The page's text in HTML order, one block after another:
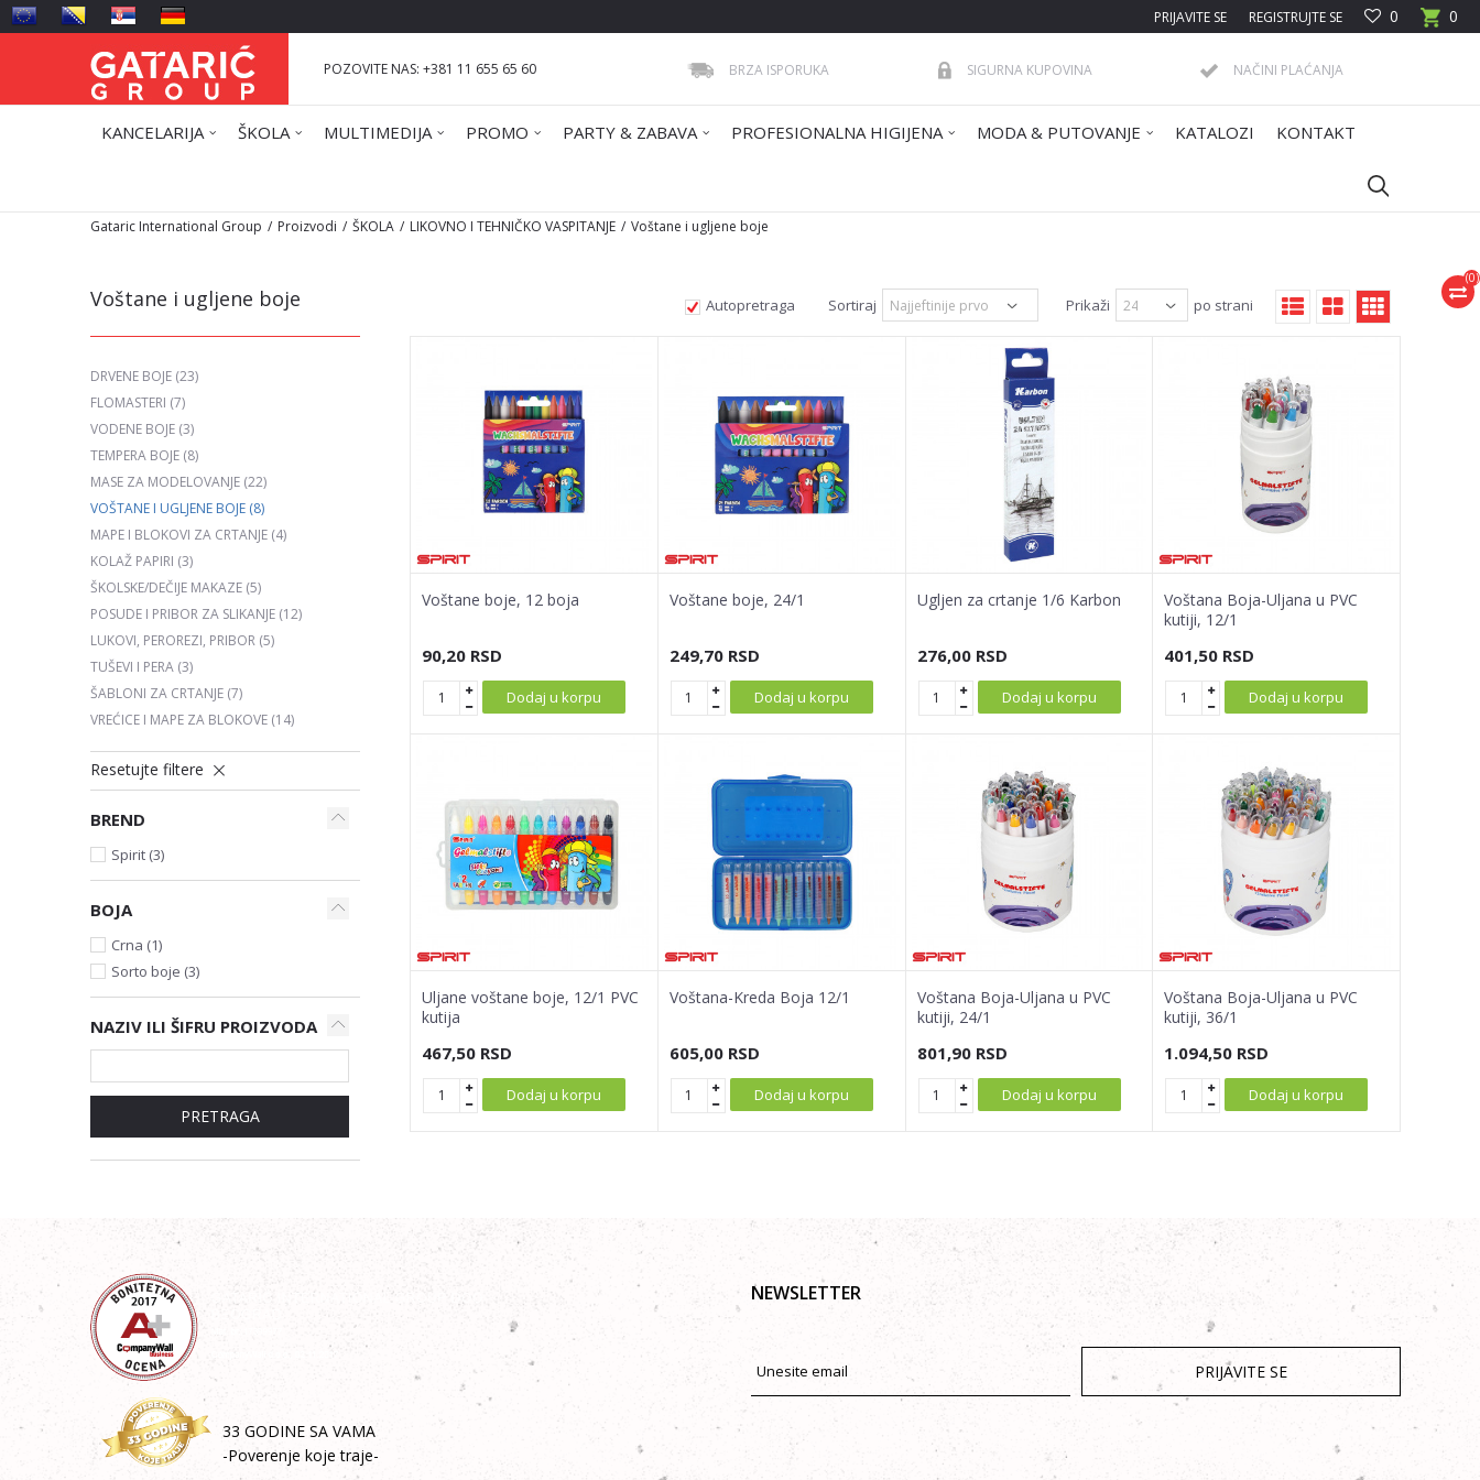
0
0
PRIJAVITE SE REGISTRUJTE SE
POZOVITE NAS: +381 11 655 65 60 BRZA ISPORUKA SIGURNA KUPOVINA NAČINI PLAĆANJA
KANCELARIJA ŠKOLA MULTIMEDIJA PROMO PARTY & ZABAVA PROFESIONALNA HIGIJENA MODA & PUTOVANJE KATALOZI KONTAKT
(0)
Gataric International Group Proizvodi ŠKOLA LIKOVNO I TEHNIČKO VASPITANJE Voštane i ugljene boje
Voštane i ugljene boje Autopretraga Sortiraj Prikaži po strani
DRVENE BOJE (23)
FLOMASTERI (7)
VODENE BOJE (3)
TEMPERA BOJE (8)
MASE ZA MODELOVANJE (22)
VOŠTANE I UGLJENE BOJE (8)
MAPE I BLOKOVI ZA CRTANJE (4)
KOLAŽ PAPIRI (3)
ŠKOLSKE/DEČIJE MAKAZE (5)
POSUDE I PRIBOR ZA SLIKANJE (12)
LUKOVI, PEROREZI, PRIBOR (5)
TUŠEVI I PERA (3)
ŠABLONI ZA CRTANJE (7)
VREĆICE I MAPE ZA BLOKOVE (14)
Resetujte filtere
BREND
Spirit (3)
BOJA
Crna (1)
Sorto boje (3)
NAZIV ILI ŠIFRU PROIZVODA
PRETRAGA
Voštane boje, 12 boja
90,20 RSD
Dodaj u korpu
Voštane boje, 24/1
249,70 RSD
Dodaj u korpu
Ugljen za crtanje 1/6 Karbon
276,00 RSD
Dodaj u korpu
Voštana Boja-Uljana u PVC
kutiji, 12/1
401,50 RSD
Dodaj u korpu
Uljane voštane boje, 12/1 PVC
kutija
467,50 RSD
Dodaj u korpu
Voštana-Kreda Boja 12/1
605,00 RSD
Dodaj u korpu
Voštana Boja-Uljana u PVC
kutiji, 24/1
801,90 RSD
Dodaj u korpu
Voštana Boja-Uljana u PVC
kutiji, 36/1
1.094,50 RSD
Dodaj u korpu
33 GODINE SA VAMA
-Poverenje koje traje-
NEWSLETTER
PRIJAVITE SE